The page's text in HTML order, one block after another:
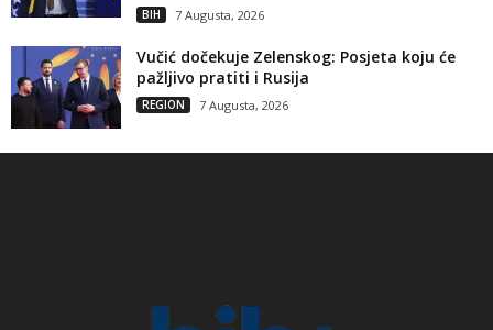
BIH 7 Augusta, 2026
Vučić dočekuje Zelenskog: Posjeta koju će
pažljivo pratiti i Rusija
REGION 7 Augusta, 2026